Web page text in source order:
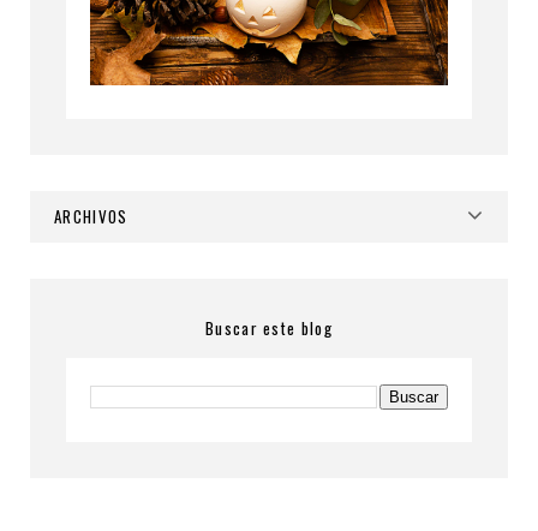
ARCHIVOS
Buscar este blog